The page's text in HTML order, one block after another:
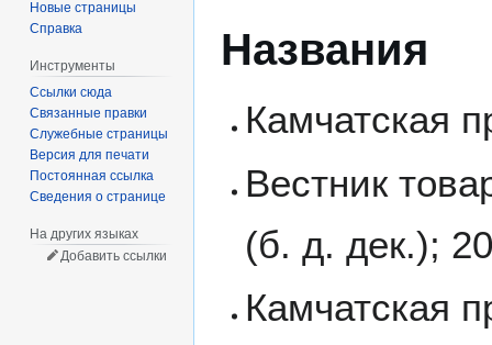
Названия
Камчатская
Вестник
(б. д. дек.);
Камчатская
Новые страницы
Справка
Инструменты
Ссылки сюда
Связанные правки
Служебные страницы
Версия для печати
Постоянная ссылка
Сведения о странице
На других языках
Добавить ссылки